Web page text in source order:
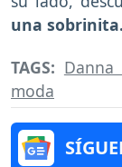
una sobrinita.
TAGS: Danna
moda